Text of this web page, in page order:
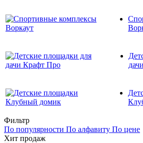
Фильтр
По популярности По алфавиту По цене
Хит продаж